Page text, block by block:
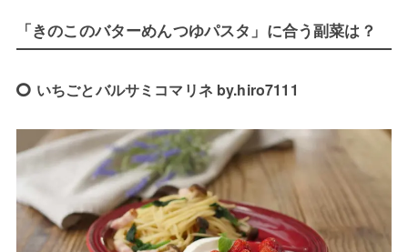
「きのこのバターめんつゆパスタ」に合う副菜は？
いちごとバルサミコマリネ by.hiro7111